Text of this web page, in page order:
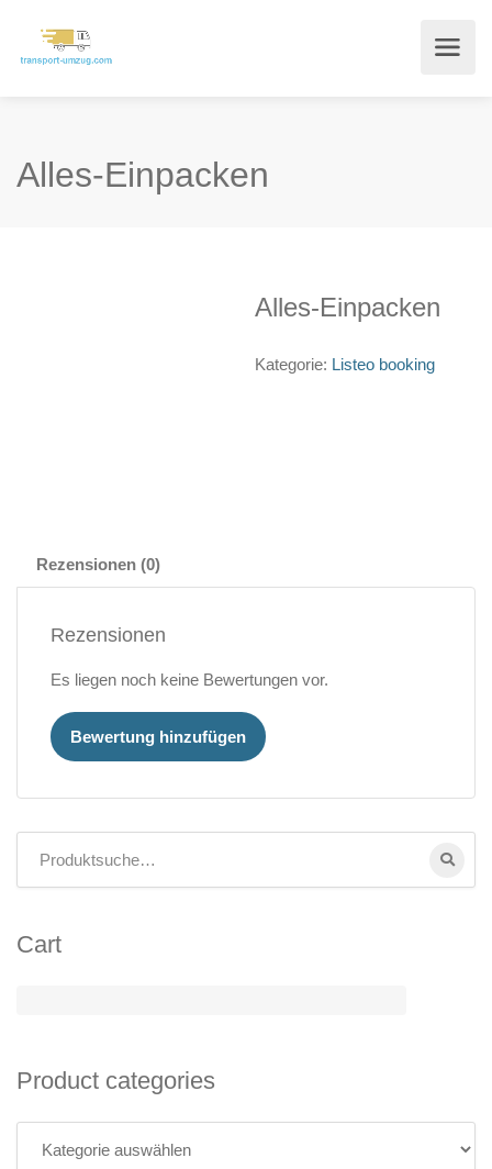
Alles-Einpacken
Alles-Einpacken
Kategorie: Listeo booking
Rezensionen (0)
Rezensionen
Es liegen noch keine Bewertungen vor.
Bewertung hinzufügen
Cart
Product categories